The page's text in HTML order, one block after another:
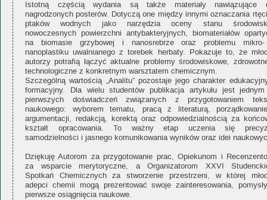
Istotną częścią wydania są także materiały nawiązujące
nagrodzonych posterów. Dotyczą one między innymi oznaczania
ptaków wodnych jako narzędzia oceny stanu
nowoczesnych powierzchni antybakteryjnych, biomateriałów
na biomasie grzybowej i nanosrebrze oraz problemu
nanoplastiku uwalnianego z torebek herbaty. Pokazuje to, że
autorzy potrafią łączyć aktualne problemy środowiskowe,
technologiczne z konkretnym warsztatem chemicznym.
Szczególną wartością „Analitu” pozostaje jego charakter
formacyjny. Dla wielu studentów publikacja artykułu jest
pierwszych doświadczeń związanych z przygotowaniem
naukowego: wyborem tematu, pracą z literaturą,
argumentacji, redakcją, korektą oraz odpowiedzialnością za
kształt opracowania. To ważny etap uczenia się
samodzielności i jasnego komunikowania wyników oraz idei
Dziękuję Autorom za przygotowanie prac, Opiekunom i
za wsparcie merytoryczne, a Organizatorom XXVI
Spotkań Chemicznych za stworzenie przestrzeni, w której
adepci chemii mogą prezentować swoje zainteresowania,
pierwsze osiągnięcia naukowe.